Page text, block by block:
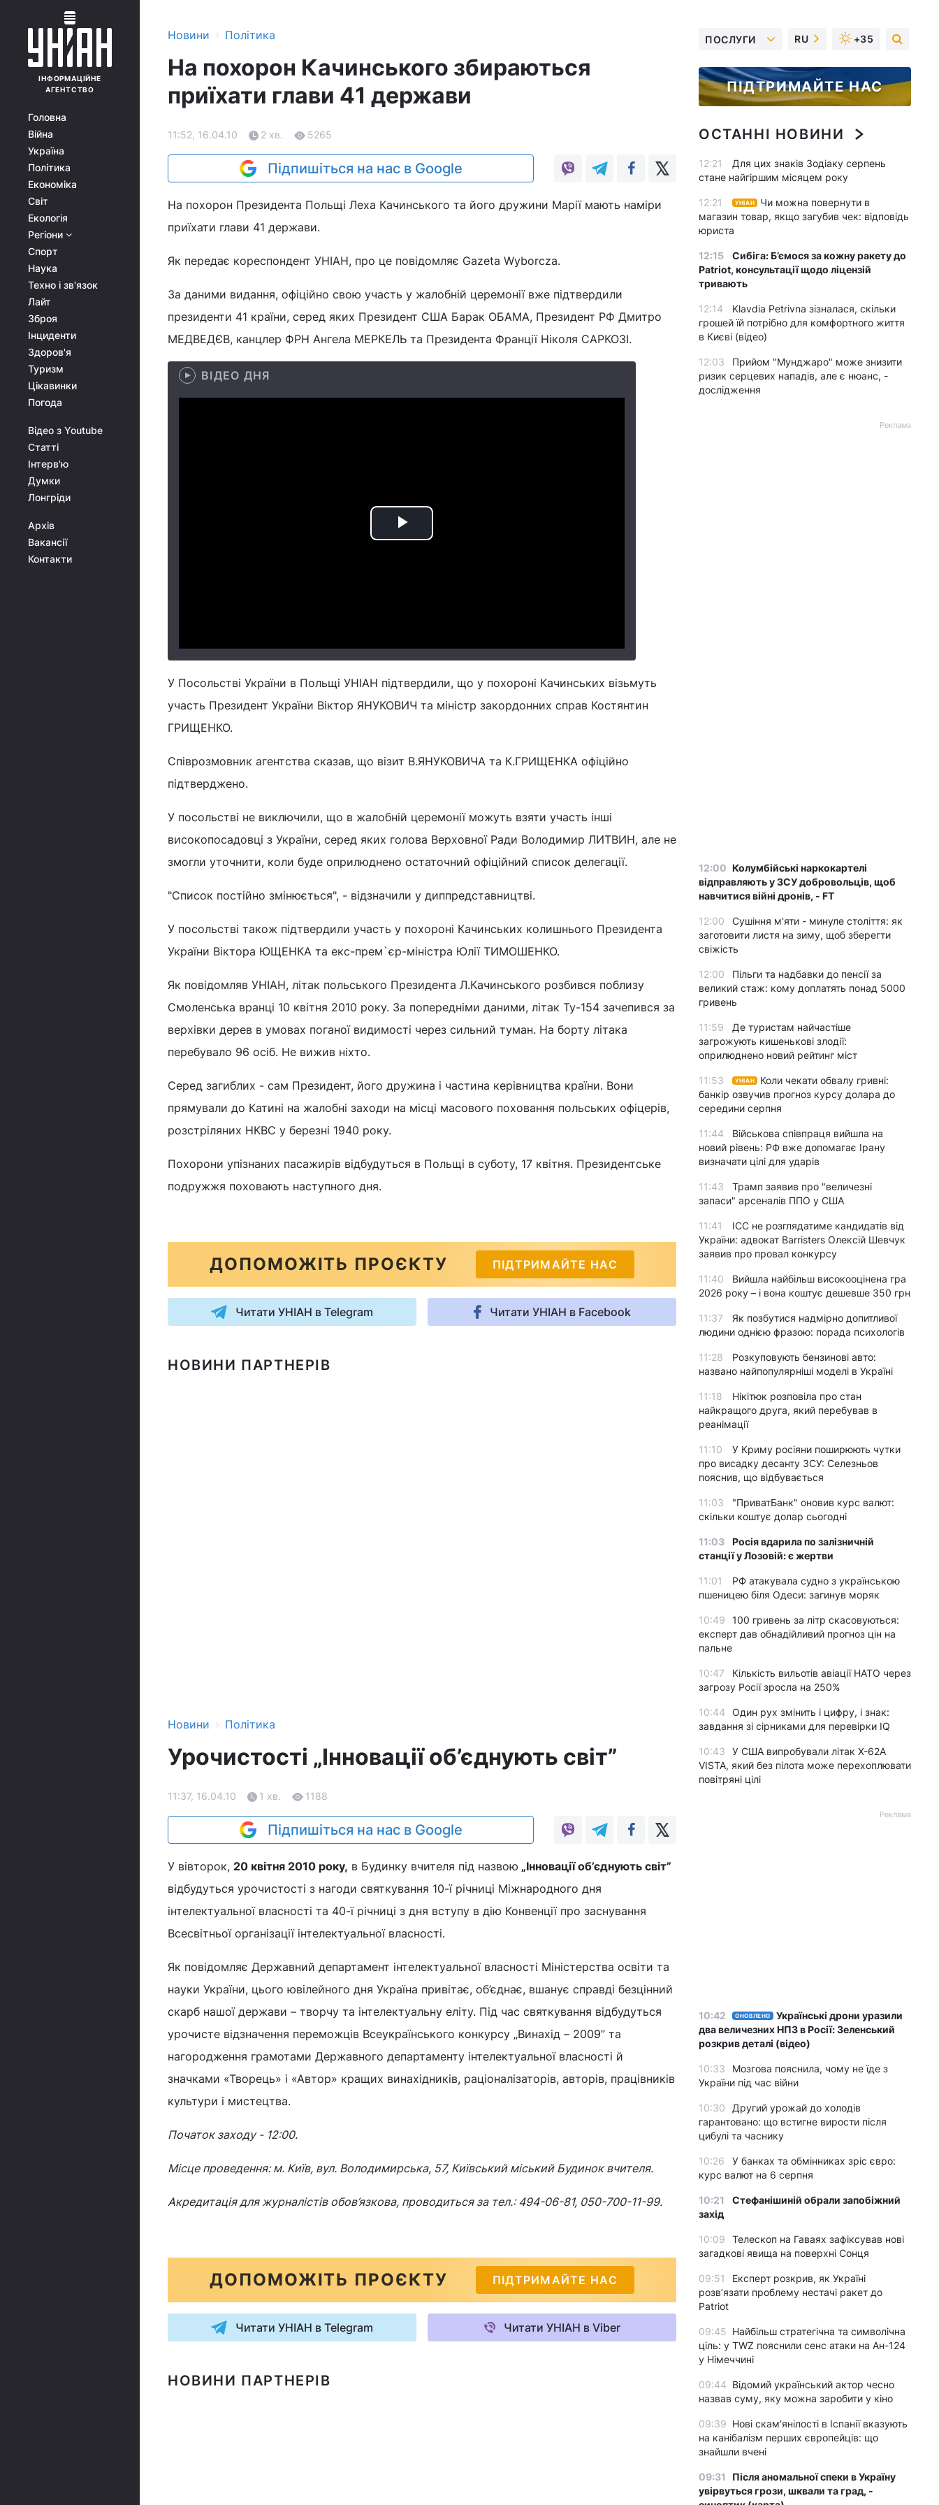
ІНФОРМАЦІЙНЕ
АГЕНТСТВО
Головна
Війна
Україна
Політика
Економіка
Світ
Екологія
Регіони
Спорт
Наука
Техно і зв'язок
Лайт
Зброя
Інциденти
Здоров'я
Туризм
Цікавинки
Погода
Відео з Youtube
Статті
Інтерв'ю
Думки
Лонгріди
Архів
Вакансії
Контакти
Новини › Політика
На похорон Качинського збираються
приїхати глави 41 держави
11:52, 16.04.10 2 хв. 5265
Підпишіться на нас в Google
На похорон Президента Польщі Леха Качинського та його дружини Марії мають наміри
приїхати глави 41 держави.
Як передає кореспондент УНІАН, про це повідомляє Gazeta Wyborcza.
За даними видання, офіційно свою участь у жалобній церемонії вже підтвердили
президенти 41 країни, серед яких Президент США Барак ОБАМА, Президент РФ Дмитро
МЕДВЕДЄВ, канцлер ФРН Ангела МЕРКЕЛЬ та Президента Франції Ніколя САРКОЗІ.
ВІДЕО ДНЯ
Play
У Посольстві України в Польщі УНІАН підтвердили, що у похороні Качинських візьмуть
участь Президент України Віктор ЯНУКОВИЧ та міністр закордонних справ Костянтин
ГРИЩЕНКО.
Співрозмовник агентства сказав, що візит В.ЯНУКОВИЧА та К.ГРИЩЕНКА офіційно
підтверджено.
У посольстві не виключили, що в жалобній церемонії можуть взяти участь інші
високопосадовці з України, серед яких голова Верховної Ради Володимир ЛИТВИН, але не
змогли уточнити, коли буде оприлюднено остаточний офіційний список делегації.
"Список постійно змінюється", - відзначили у диппредставництві.
У посольстві також підтвердили участь у похороні Качинських колишнього Президента
України Віктора ЮЩЕНКА та екс-прем`єр-міністра Юлії ТИМОШЕНКО.
Як повідомляв УНІАН, літак польського Президента Л.Качинського розбився поблизу
Смоленська вранці 10 квітня 2010 року. За попередніми даними, літак Ту-154 зачепився за
верхівки дерев в умовах поганої видимості через сильний туман. На борту літака
перебувало 96 осіб. Не вижив ніхто.
Серед загиблих - сам Президент, його дружина і частина керівництва країни. Вони
прямували до Катині на жалобні заходи на місці масового поховання польських офіцерів,
розстріляних НКВС у березні 1940 року.
Похорони упізнаних пасажирів відбудуться в Польщі в суботу, 17 квітня. Президентське
подружжя поховають наступного дня.
ДОПОМОЖІТЬ ПРОЄКТУ ПІДТРИМАЙТЕ НАС
Читати УНІАН в Telegram Читати УНІАН в Facebook
НОВИНИ ПАРТНЕРІВ
Новини › Політика
Урочистості „Інновації об’єднують світ”
11:37, 16.04.10 1 хв. 1188
Підпишіться на нас в Google
У вівторок, 20 квітня 2010 року, в Будинку вчителя під назвою „Інновації об’єднують світ”
відбудуться урочистості з нагоди святкування 10-ї річниці Міжнародного дня
інтелектуальної власності та 40-ї річниці з дня вступу в дію Конвенції про заснування
Всесвітньої організації інтелектуальної власності.
Як повідомляє Державний департамент інтелектуальної власності Міністерства освіти та
науки України, цього ювілейного дня Україна привітає, об’єднає, вшанує справді безцінний
скарб нашої держави – творчу та інтелектуальну еліту. Під час святкування відбудуться
урочисте відзначення переможців Всеукраїнського конкурсу „Винахід – 2009” та
нагородження грамотами Державного департаменту інтелектуальної власності й
значками «Творець» і «Автор» кращих винахідників, раціоналізаторів, авторів, працівників
культури і мистецтва.
Початок заходу - 12:00.
Місце проведення: м. Київ, вул. Володимирська, 57, Київський міський Будинок вчителя.
Акредитація для журналістів обов’язкова, проводиться за тел.: 494-06-81, 050-700-11-99.
ДОПОМОЖІТЬ ПРОЄКТУ ПІДТРИМАЙТЕ НАС
Читати УНІАН в Telegram Читати УНІАН в Viber
НОВИНИ ПАРТНЕРІВ
ПОСЛУГИ RU +35
ПІДТРИМАЙТЕ НАС
ОСТАННІ НОВИНИ
12:21
Для цих знаків Зодіаку серпень
стане найгіршим місяцем року
12:21 УНІАН
Чи можна повернути в
магазин товар, якщо загубив чек: відповідь
юриста
12:15
Сибіга: Б’ємося за кожну ракету до
Patriot, консультації щодо ліцензій
тривають
12:14
Klavdia Petrivna зізналася, скільки
грошей їй потрібно для комфортного життя
в Києві (відео)
12:03
Прийом "Мунджаро" може знизити
ризик серцевих нападів, але є нюанс, -
дослідження
Реклама
12:00 Колумбійські наркокартелі
відправляють у ЗСУ добровольців, щоб
навчитися війні дронів, - FT
12:00
Сушіння м'яти - минуле століття: як
заготовити листя на зиму, щоб зберегти
свіжість
12:00
Пільги та надбавки до пенсії за
великий стаж: кому доплатять понад 5000
гривень
11:59
Де туристам найчастіше
загрожують кишенькові злодії:
оприлюднено новий рейтинг міст
11:53 УНІАН
Коли чекати обвалу гривні:
банкір озвучив прогноз курсу долара до
середини серпня
11:44
Військова співпраця вийшла на
новий рівень: РФ вже допомагає Ірану
визначати цілі для ударів
11:43
Трамп заявив про "величезні
запаси" арсеналів ППО у США
11:41
ICC не розглядатиме кандидатів від
України: адвокат Barristers Олексій Шевчук
заявив про провал конкурсу
11:40
Вийшла найбільш високооцінена гра
2026 року – і вона коштує дешевше 350 грн
11:37
Як позбутися надмірно допитливої
людини однією фразою: порада психологів
11:28
Розкуповують бензинові авто:
названо найпопулярніші моделі в Україні
11:18
Нікітюк розповіла про стан
найкращого друга, який перебував в
реанімації
11:10
У Криму росіяни поширюють чутки
про висадку десанту ЗСУ: Селезньов
пояснив, що відбувається
11:03
"ПриватБанк" оновив курс валют:
скільки коштує долар сьогодні
11:03
Росія вдарила по залізничній
станції у Лозовій: є жертви
11:01
РФ атакувала судно з українською
пшеницею біля Одеси: загинув моряк
10:49
100 гривень за літр скасовуються:
експерт дав обнадійливий прогноз цін на
пальне
10:47
Кількість вильотів авіації НАТО через
загрозу Росії зросла на 250%
10:44
Один рух змінить і цифру, і знак:
завдання зі сірниками для перевірки IQ
10:43
У США випробували літак X-62A
VISTA, який без пілота може перехоплювати
повітряні цілі
Реклама
10:42 ОНОВЛЕНО
Українські дрони уразили
два величезних НПЗ в Росії: Зеленський
розкрив деталі (відео)
10:33
Мозгова пояснила, чому не їде з
України під час війни
10:30
Другий урожай до холодів
гарантовано: що встигне вирости після
цибулі та часнику
10:26
У банках та обмінниках зріс євро:
курс валют на 6 серпня
10:21
Стефанішиній обрали запобіжний
захід
10:09
Телескоп на Гаваях зафіксував нові
загадкові явища на поверхні Сонця
09:51
Експерт розкрив, як Україні
розвʼязати проблему нестачі ракет до
Patriot
09:45 Найбільш стратегічна та символічна
ціль: у TWZ пояснили сенс атаки на Ан-124
у Німеччині
09:44 Відомий український актор чесно
назвав суму, яку можна заробити у кіно
09:39 Нові скам'янілості в Іспанії вказують
на канібалізм перших європейців: що
знайшли вчені
09:31
Після аномальної спеки в Україну
увірвуться грози, шквали та град, -